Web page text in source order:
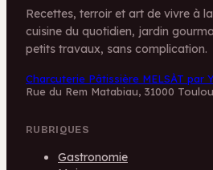
Recettes, terroir et art de vivre à
cuisine du quotidien, jardin
petits travaux, sans complication.
Charcuterie Pâtissière MELSÀT par
Rue du Rem Matabiau, 31000
RUBRIQUES
Gastronomie